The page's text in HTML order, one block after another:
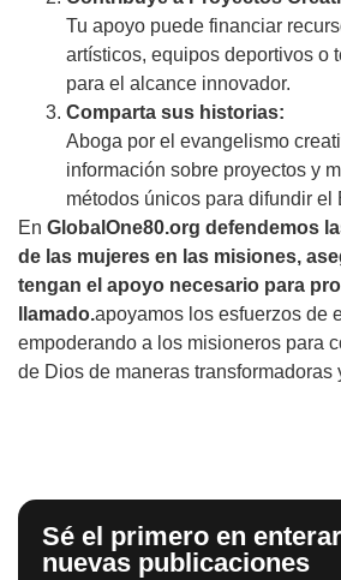
Tu apoyo puede financiar
artísticos, equipos deportivos o
para el alcance innovador.
Comparta sus historias:
Aboga por el evangelismo
información sobre proyectos y
métodos únicos para difundir el
En GlobalOne80.org defendemos
de las mujeres en las misiones,
tengan el apoyo necesario para
llamado.apoyamos los esfuerzos de
empoderando a los misioneros para
de Dios de maneras transformadoras
Sé el primero en
nuevas publicaciones